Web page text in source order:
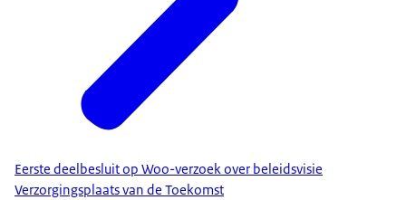
Eerste deelbesluit op Woo-verzoek over beleidsvisie
Verzorgingsplaats van de Toekomst